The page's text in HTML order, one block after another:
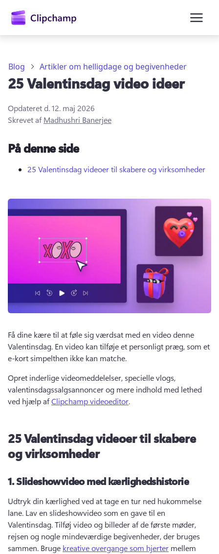
Log på
Prøv det gratis
Blog Artikler om helligdage og begivenheder
25 Valentinsdag video ideer
Opdateret d.12. maj 2026
Skrevet afMadhushri Banerjee
På denne side
25 Valentinsdag videoer til skabere og virksomheder
Få dine kære til at føle sig værdsat med en video denne
Valentinsdag. En video kan tilføje et personligt præg, som et
e-kort simpelthen ikke kan matche.
Opret inderlige videomeddelelser, specielle vlogs,
valentinsdagssalgsannoncer og mere indhold med lethed
ved hjælp af Clipchamp videoeditor.
25 Valentinsdag videoer til skabere
og virksomheder
1.Slideshowvideo med kærlighedshistorie
Udtryk din kærlighed ved at tage en tur ned hukommelse
lane. Lav en slideshowvideo som en gave til en
Valentinsdag. Tilføj video og billeder af de første møder,
rejsen og nogle mindeværdige begivenheder, der bruges
sammen. Bruge kreative overgange som hjerter mellem